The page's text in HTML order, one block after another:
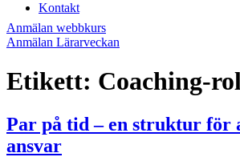
Kontakt
Anmälan webbkurs
Anmälan Lärarveckan
Etikett: Coaching-
Par på tid – en struktur för
ansvar